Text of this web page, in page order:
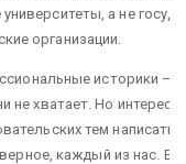
а не
организации.
историки –
не хватает. Но
тем написать
каждый из нас.